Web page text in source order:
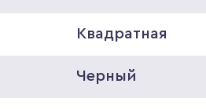
Квадратная
Черный